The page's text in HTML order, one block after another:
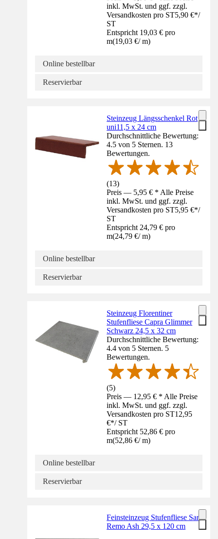
inkl. MwSt. und ggf. zzgl.
Versandkosten pro ST5,90 €*/
ST
Entspricht 19,03 € pro
m(19,03 €/ m)
Online bestellbar
Reservierbar
Steinzeug Längsschenkel Rot
uni11,5 x 24 cm
Durchschnittliche Bewertung:
4.5 von 5 Sternen. 13
Bewertungen.
(13)
Preis — 5,95 € * Alle Preise
inkl. MwSt. und ggf. zzgl.
Versandkosten pro ST5,95 €*/
ST
Entspricht 24,79 € pro
m(24,79 €/ m)
Online bestellbar
Reservierbar
Steinzeug Florentiner
Stufenfliese Capra Glimmer
Schwarz 24,5 x 32 cm
Durchschnittliche Bewertung:
4.4 von 5 Sternen. 5
Bewertungen.
(5)
Preis — 12,95 € * Alle Preise
inkl. MwSt. und ggf. zzgl.
Versandkosten pro ST12,95
€*/ ST
Entspricht 52,86 € pro
m(52,86 €/ m)
Online bestellbar
Reservierbar
Feinsteinzeug Stufenfliese San
Remo Ash 29,5 x 120 cm